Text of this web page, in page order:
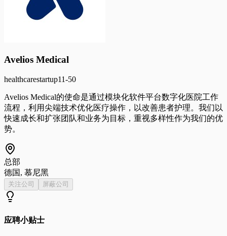
Avelios Medical
healthcarestartup11-50
Avelios Medical的使命是通过模块化软件平台数字化医院工作
流程，利用尖端技术优化医疗操作，以改善患者护理。我们以
快速成长和扩张团队和业务为目标，重视多样性作为我们的优
势。
总部
德国, 慕尼黑
关注公司 屏蔽公司
应聘小贴士